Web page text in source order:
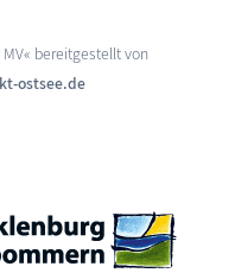
MV« bereitgestellt von
ostsee.de